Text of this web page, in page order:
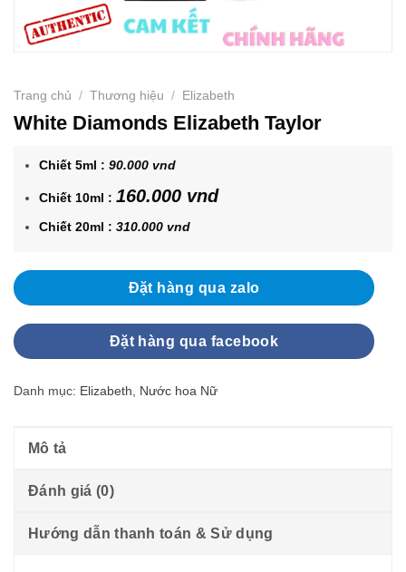
Trang chủ / Thương hiệu / Elizabeth
White Diamonds Elizabeth Taylor
Chiết 5ml :90.000 vnd
Chiết 10ml :160.000 vnd
Chiết 20ml :310.000 vnd
Đặt hàng qua zalo
Đặt hàng qua facebook
Danh mục: Elizabeth Nước hoa Nữ
Mô tả
Đánh giá (0)
Hướng dẫn thanh toán & Sử dụng